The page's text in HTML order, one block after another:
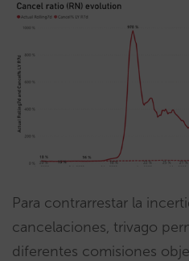
Para contrarrestar la
cancelaciones, trivago
diferentes comisiones